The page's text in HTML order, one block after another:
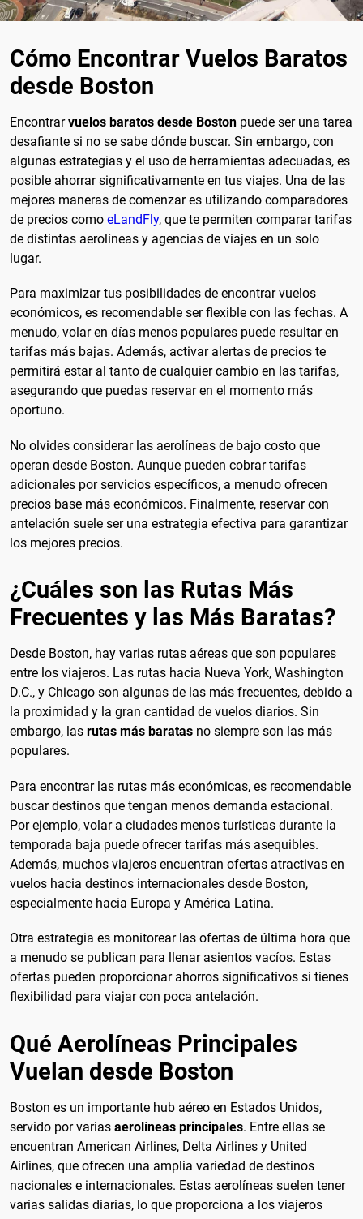
Cómo Encontrar Vuelos Baratos
desde Boston
Encontrarvuelos baratos desde Boston puede ser una tarea
desafiante si no se sabe dónde buscar. Sin embargo, con
algunas estrategias y el uso de herramientas adecuadas, es
posible ahorrar significativamente en tus viajes. Una de las
mejores maneras de comenzar es utilizando comparadores
de precios como eLandFly, que te permiten comparar tarifas
de distintas aerolíneas y agencias de viajes en un solo
lugar.
Para maximizar tus posibilidades de encontrar vuelos
económicos, es recomendable ser flexible con las fechas. A
menudo, volar en días menos populares puede resultar en
tarifas más bajas. Además, activar alertas de precios te
permitirá estar al tanto de cualquier cambio en las tarifas,
asegurando que puedas reservar en el momento más
oportuno.
No olvides considerar las aerolíneas de bajo costo que
operan desde Boston. Aunque pueden cobrar tarifas
adicionales por servicios específicos, a menudo ofrecen
precios base más económicos. Finalmente, reservar con
antelación suele ser una estrategia efectiva para garantizar
los mejores precios.
¿Cuáles son las Rutas Más
Frecuentes y las Más Baratas?
Desde Boston, hay varias rutas aéreas que son populares
entre los viajeros. Las rutas hacia Nueva York, Washington
D.C., y Chicago son algunas de las más frecuentes, debido a
la proximidad y la gran cantidad de vuelos diarios. Sin
embargo, las rutas más baratas no siempre son las más
populares.
Para encontrar las rutas más económicas, es recomendable
buscar destinos que tengan menos demanda estacional.
Por ejemplo, volar a ciudades menos turísticas durante la
temporada baja puede ofrecer tarifas más asequibles.
Además, muchos viajeros encuentran ofertas atractivas en
vuelos hacia destinos internacionales desde Boston,
especialmente hacia Europa y América Latina.
Otra estrategia es monitorear las ofertas de última hora que
a menudo se publican para llenar asientos vacíos. Estas
ofertas pueden proporcionar ahorros significativos si tienes
flexibilidad para viajar con poca antelación.
Qué Aerolíneas Principales
Vuelan desde Boston
Boston es un importante hub aéreo en Estados Unidos,
servido por varias aerolíneas principales. Entre ellas se
encuentran American Airlines, Delta Airlines y United
Airlines, que ofrecen una amplia variedad de destinos
nacionales e internacionales. Estas aerolíneas suelen tener
varias salidas diarias, lo que proporciona a los viajeros